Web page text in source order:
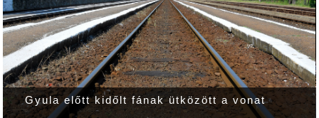
Gyula előtt kidőlt fának ütközött a vonat